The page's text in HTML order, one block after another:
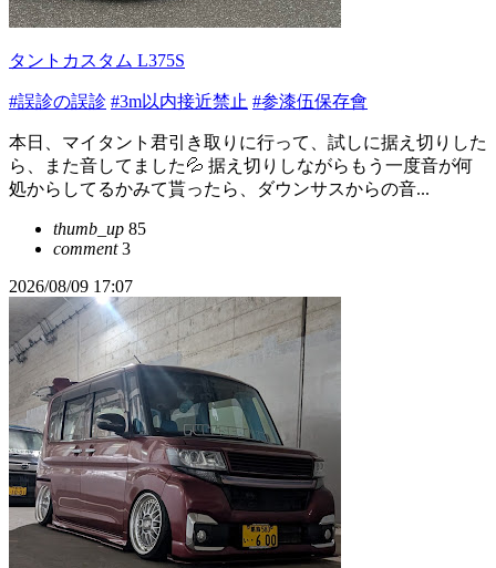
タントカスタム L375S
#誤診の誤診 #3m以内接近禁止 #参漆伍保存會
本日、マイタント君引き取りに行って、試しに据え切りした
ら、また音してました💦 据え切りしながらもう一度音が何
処からしてるかみて貰ったら、ダウンサスからの音...
thumb_up 85
comment3
2026/08/09 17:07